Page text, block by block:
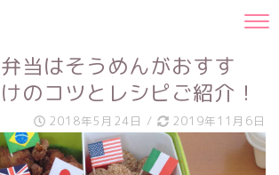
当はそうめんがおすす
のコツとレシピご紹介！
2018年5月24日 / 2019年11月6日